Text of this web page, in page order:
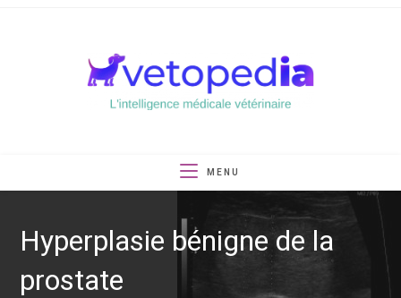
MENU
Hyperplasie bénigne de la
prostate